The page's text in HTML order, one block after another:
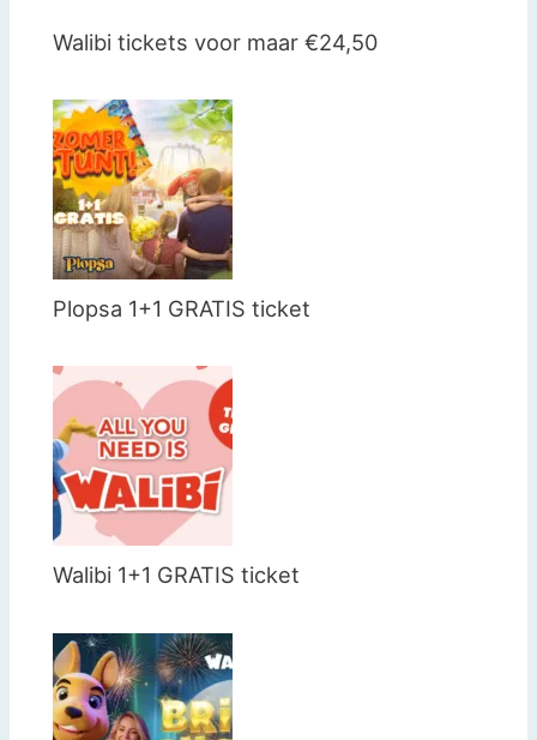
Walibi tickets voor maar €24,50
Plopsa 1+1 GRATIS ticket
Walibi 1+1 GRATIS ticket